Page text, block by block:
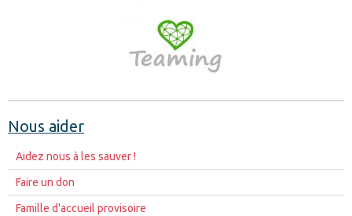
Nous aider
Aidez nous à les sauver !
Faire un don
Famille d'accueil provisoire